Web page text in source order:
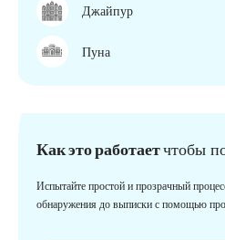
Джайпур
Пуна
Как это работаетчтобы
Испытайте простой и прозрачный
обнаружения до выписки с помощью